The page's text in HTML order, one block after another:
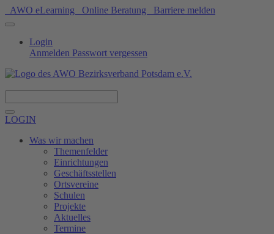
AWO eLearning Online Beratung Barriere melden
Login
Anmelden Passwort vergessen
LOGIN
Was wir machen
Themenfelder
Einrichtungen
Geschäftsstellen
Ortsvereine
Schulen
Projekte
Aktuelles
Termine